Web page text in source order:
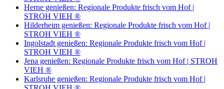
Herne genießen: Regionale Produkte frisch vom Hof |
STROH VIEH ®
Hilderheim genießen: Regionale Produkte frisch vom Hof |
STROH VIEH ®
Ingolstadt genießen: Regionale Produkte frisch vom Hof |
STROH VIEH ®
Jena genießen: Regionale Produkte frisch vom Hof | STROH
VIEH ®
Karlsruhe genießen: Regionale Produkte frisch vom Hof |